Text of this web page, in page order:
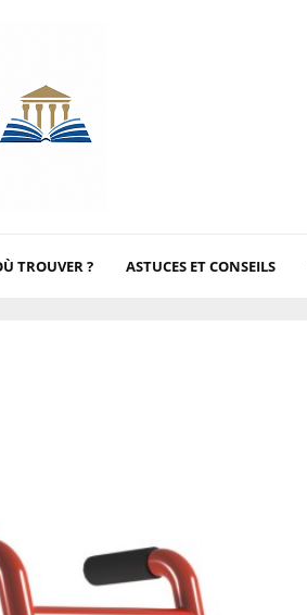
TROUVER ? ASTUCES ET CONSEILS